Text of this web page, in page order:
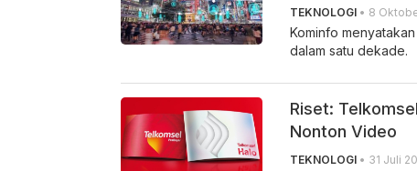
TEKNOLOGI • 8
Kominfo
dalam satu dekade.
Riset:
Nonton Video
TEKNOLOGI • 31 Juli